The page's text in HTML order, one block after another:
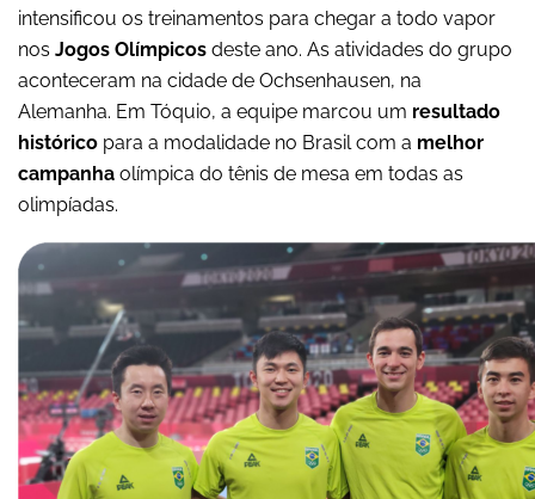
intensificou os treinamentos para chegar a todo vapor
nos Jogos Olímpicos deste ano. As atividades do grupo
aconteceram na cidade de Ochsenhausen, na
Alemanha. Em Tóquio, a equipe marcou um resultado
histórico para a modalidade no Brasil com a melhor
campanha olímpica do tênis de mesa em todas as
olimpíadas.